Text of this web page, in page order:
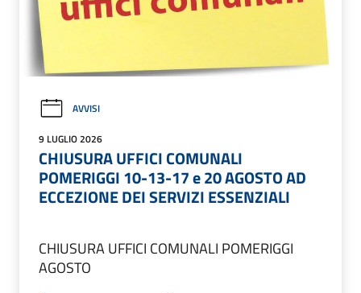
AVVISI
9 LUGLIO 2026
CHIUSURA UFFICI COMUNALI
POMERIGGI 10-13-17 e 20 AGOSTO AD
ECCEZIONE DEI SERVIZI ESSENZIALI
CHIUSURA UFFICI COMUNALI POMERIGGI
AGOSTO